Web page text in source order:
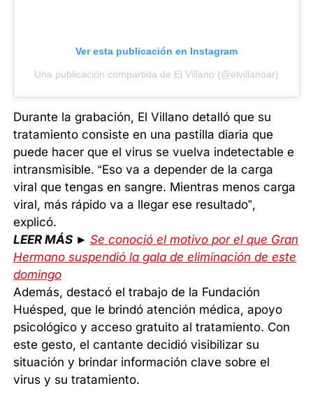
Ver esta publicación en Instagram
Una publicación compartida de El Villano (@elvillanoar)
Durante la grabación, El Villano detalló que su
tratamiento consiste en una pastilla diaria que
puede hacer que el virus se vuelva indetectable e
intransmisible. “Eso va a depender de la carga
viral que tengas en sangre. Mientras menos carga
viral, más rápido va a llegar ese resultado”,
explicó.
LEER MÁS ►Se conoció el motivo por el que Gran
Hermano suspendió la gala de eliminación de este
domingo
Además, destacó el trabajo de la Fundación
Huésped, que le brindó atención médica, apoyo
psicológico y acceso gratuito al tratamiento. Con
este gesto, el cantante decidió visibilizar su
situación y brindar información clave sobre el
virus y su tratamiento.